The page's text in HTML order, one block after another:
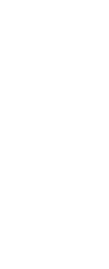
von Werbeanzeigen
Werbung
Werbung
oder Kombinationen von